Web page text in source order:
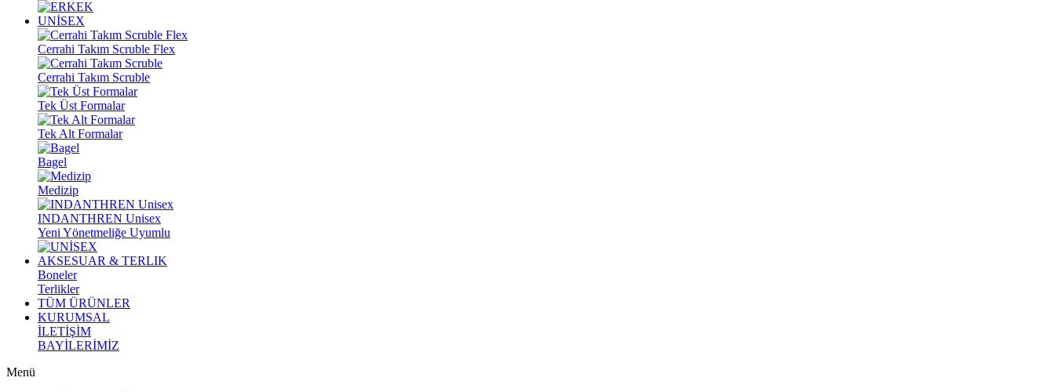
UNİSEX
Cerrahi Takım Scruble Flex
Cerrahi Takım Scruble
Tek Üst Formalar
Tek Alt Formalar
Bagel
Medizip
INDANTHREN Unisex
Yeni Yönetmeliğe Uyumlu
AKSESUAR & TERLIK
Boneler
Terlikler
TÜM ÜRÜNLER
KURUMSAL
İLETİŞİM
BAYİLERİMİZ
Menü